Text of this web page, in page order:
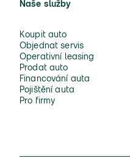
Naše služby
Koupit auto
Objednat servis
Operativní leasing
Prodat auto
Financování auta
Pojištění auta
Pro firmy